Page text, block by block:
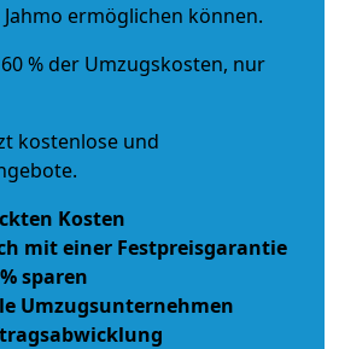
ermöglichen können.
% der Umzugskosten, nur
kostenlose und
Kosten
mit einer Festpreisgarantie
sparen
Umzugsunternehmen